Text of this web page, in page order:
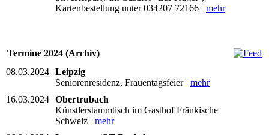
Kartenbestellung unter 034207 72166 mehr
Termine 2024 (Archiv)
08.03.2024 Leipzig
Seniorenresidenz, Frauentagsfeier mehr
16.03.2024 Obertrubach
Künstlerstammtisch im Gasthof Fränkische
Schweiz mehr